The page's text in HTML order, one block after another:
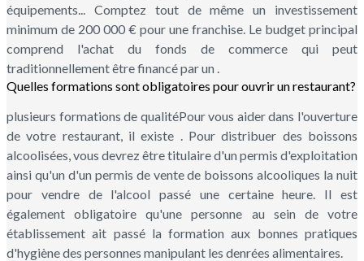
équipements... Comptez tout de même un investissement
minimum de 200 000 € pour une franchise. Le budget principal
comprend l'achat du fonds de commerce qui peut
traditionnellement être financé par un .
Quelles formations sont obligatoires pour ouvrir un restaurant?
plusieurs formations de qualitéPour vous aider dans l'ouverture
de votre restaurant, il existe . Pour distribuer des boissons
alcoolisées, vous devrez être titulaire d'un permis d'exploitation
ainsi qu'un d'un permis de vente de boissons alcooliques la nuit
pour vendre de l'alcool passé une certaine heure. Il est
également obligatoire qu'une personne au sein de votre
établissement ait passé la formation aux bonnes pratiques
d'hygiène des personnes manipulant les denrées alimentaires.